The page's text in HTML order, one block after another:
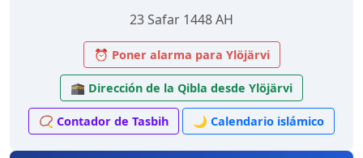
23 Safar 1448 AH
⏰ Poner alarma para Ylöjärvi
🕋 Dirección de la Qibla desde Ylöjärvi
📿 Contador de Tasbih 🌙 Calendario islámico